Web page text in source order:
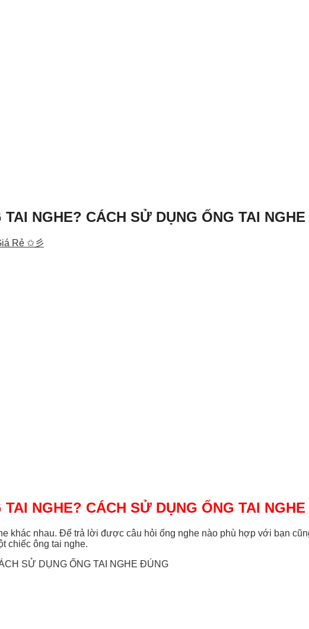
NGHE? CÁCH SỬ DỤNG ỐNG TAI
Rẻ ✩彡
NGHE? CÁCH SỬ DỤNG ỐNG TAI
khác nhau. Để trả lời được câu hỏi ống nghe nào phù hợp với bạn
chiếc ông tai nghe.